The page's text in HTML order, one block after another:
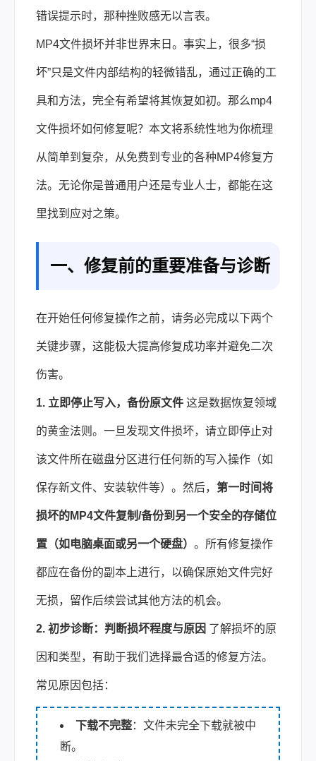
错误提示时，那种挫败感无以言表。
MP4文件损坏并非世界末日。事实上，很多“损
坏”只是文件内部结构的轻微错乱，通过正确的工
具和方法，完全有希望将其恢复如初。那么mp4
文件损坏如何修复呢？本文将系统性地为你梳理
从简单到复杂，从免费到专业的各种MP4修复方
法。无论你是普通用户还是专业人士，都能在这
里找到应对之策。
一、修复前的重要准备与诊断
在开始任何修复操作之前，请务必完成以下两个
关键步骤，这能极大提高修复成功率并避免二次
伤害。
1. 立即停止写入，备份原文件 这是数据恢复领域
的黄金法则。一旦发现文件损坏，请立即停止对
该文件所在磁盘分区进行任何新的写入操作（如
保存新文件、安装软件等）。然后， 第一时间将
损坏的MP4文件复制/备份到另一个安全的存储位
置（如电脑桌面或另一个硬盘） 。所有修复操作
都应在备份的副本上进行，以确保原始文件完好
无损，留作后续尝试其他方法的机会。
2. 初步诊断：判断损坏程度与原因 了解损坏的原
因和类型，有助于我们选择最合适的修复方法。
常见原因包括：
下载不完整：文件未完全下载就被中
断。